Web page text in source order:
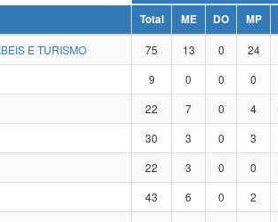
Total ME DO MP
E TURISMO
75 13 0 24
9 0 0 0
22 7 0 4
30 3 0 3
22 3 0 0
43 6 0 2